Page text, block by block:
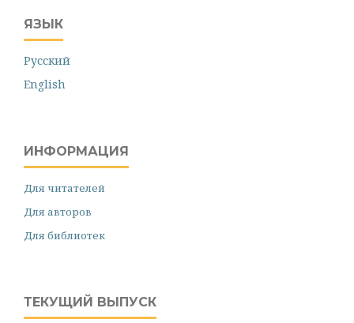
ЯЗЫК
Русский
English
ИНФОРМАЦИЯ
Для читателей
Для авторов
Для библиотек
ТЕКУЩИЙ ВЫПУСК